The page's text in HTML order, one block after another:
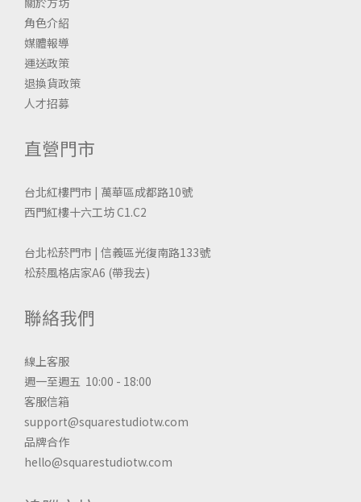
角色介紹
媒體報導
運送政策
退換貨政策
人才招募
直營門市
台北紅樓門市 | 萬華區成都路10號
西門紅樓十六工坊 C1.C2
台北松菸門市 | 信義區光復南路133號
松菸風格店家A6 (帶我去)
聯絡我們
線上客服
週一至週五 10:00 - 18:00
客服信箱
support@squarestudiotw.com
品牌合作
hello@squarestudiotw.com